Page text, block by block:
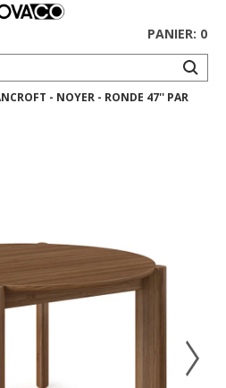
PANIER: 0
- NOYER - RONDE 47'' PAR